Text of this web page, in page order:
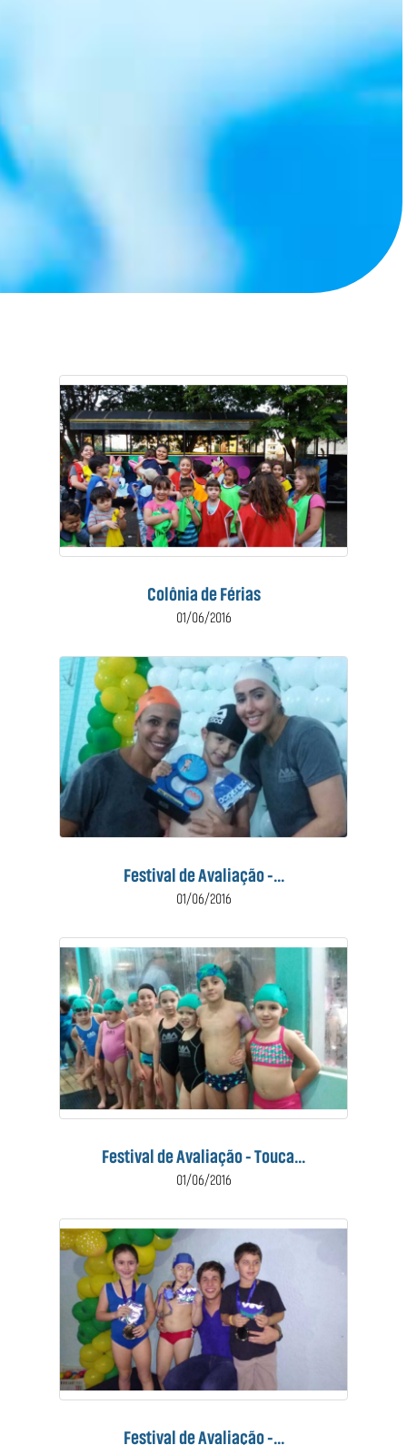
Colônia de Férias
01/06/2016
Festival de Avaliação -...
01/06/2016
Festival de Avaliação - Touca...
01/06/2016
Festival de Avaliação -...